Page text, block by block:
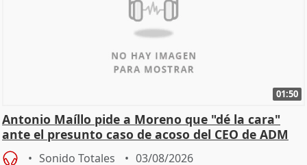
01:50
Antonio Maíllo pide a Moreno que "dé la cara"
ante el presunto caso de acoso del CEO de ADM
Sonido Totales 03/08/2026